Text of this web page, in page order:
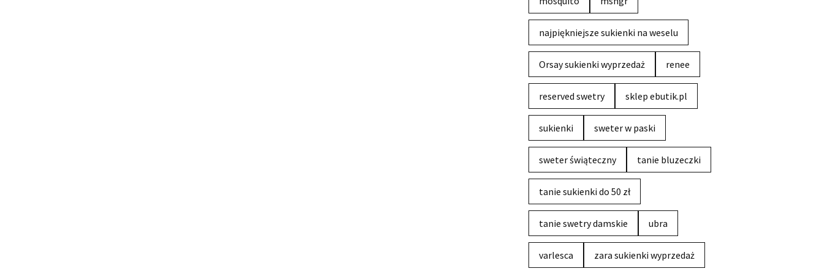
najpiękniejsze sukienki na weselu
Orsay sukienki wyprzedaż renee
reserved swetry sklep ebutik.pl
sukienki sweter w paski
sweter świąteczny tanie bluzeczki
tanie sukienki do 50 zł
tanie swetry damskie ubra
varlesca zara sukienki wyprzedaż